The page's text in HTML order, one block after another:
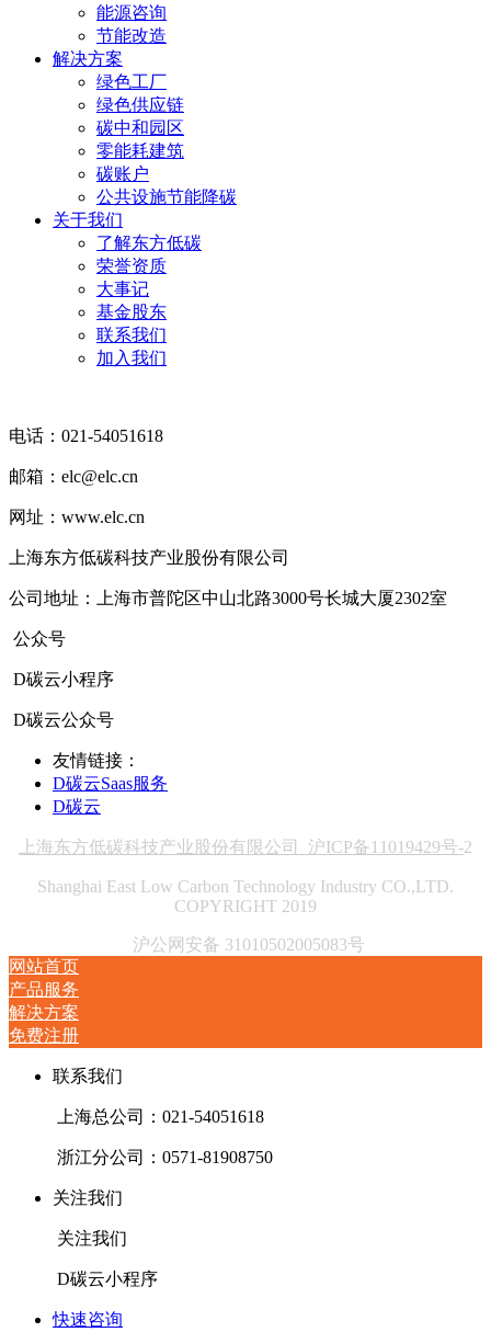
能源咨询
节能改造
解决方案
绿色工厂
绿色供应链
碳中和园区
零能耗建筑
碳账户
公共设施节能降碳
关于我们
了解东方低碳
荣誉资质
大事记
基金股东
联系我们
加入我们
电话：021-54051618
邮箱：elc@elc.cn
网址：www.elc.cn
上海东方低碳科技产业股份有限公司
公司地址：上海市普陀区中山北路3000号长城大厦2302室
公众号
D碳云小程序
D碳云公众号
友情链接：
D碳云Saas服务
D碳云
上海东方低碳科技产业股份有限公司 沪ICP备11019429号-2
Shanghai East Low Carbon Technology Industry CO.,LTD.
COPYRIGHT 2019
沪公网安备 31010502005083号
网站首页
产品服务
解决方案
免费注册
联系我们
上海总公司：021-54051618
浙江分公司：0571-81908750
关注我们
关注我们
D碳云小程序
快速咨询